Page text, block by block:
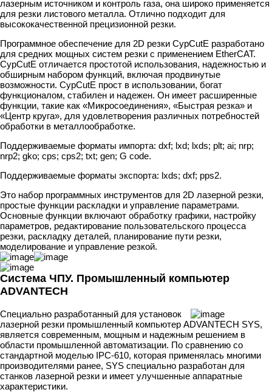
лазерным источником и контроль газа, она широко применяется
для резки листового металла. Отлично подходит для
высококачественной прецизионной резки.
Программное обеспечение для 2D резки CypCutE разработано
для средних мощных систем резки с применением EtherCAT.
CypCutE отличается простотой использования, надежностью и
обширным набором функций, включая продвинутые
возможности. CypCutE прост в использовании, богат
функционалом, стабилен и надежен. Он имеет расширенные
функции, такие как «Микросоединения», «Быстрая резка» и
«Центр круга», для удовлетворения различных потребностей
обработки в металлообработке.
Поддерживаемые форматы импорта: dxf; lxd; lxds; plt; ai; nrp;
nrp2; gko; cps; cps2; txt; gen; G code.
Поддерживаемые форматы экспорта: lxds; dxf; pps2.
Это набор программных инструментов для 2D лазерной резки,
простые функции раскладки и управление параметрами.
Основные функции включают обработку графики, настройку
параметров, редактирование пользовательского процесса
резки, раскладку деталей, планирование пути резки,
моделирование и управление резкой.
Система ЧПУ. Промышленный компьютер
ADVANTECH
Специально разработанный для установок
лазерной резки промышленный компьютер ADVANTECH SYS,
является современным, мощным и надежным решением в
области промышленной автоматизации. По сравнению со
стандартной моделью IPC-610, которая применялась многими
производителями ранее, SYS специально разработан для
станков лазерной резки и имеет улучшенные аппаратные
характеристики.